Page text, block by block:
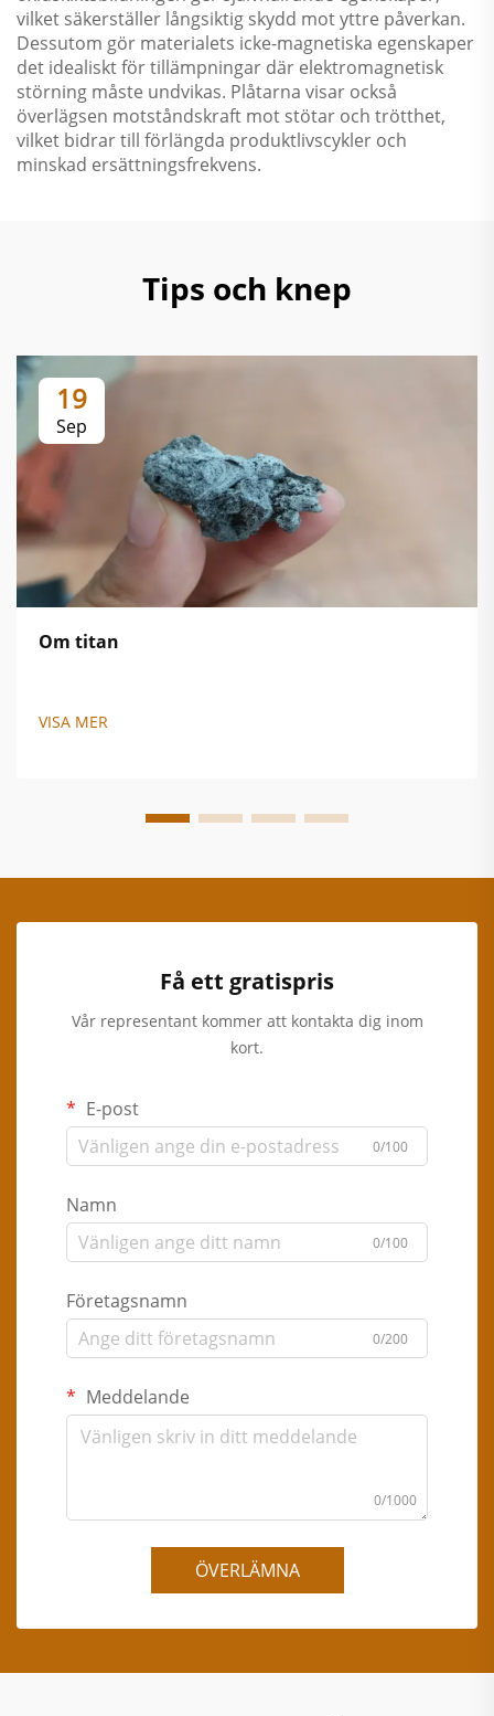
vilket säkerställer långsiktig skydd mot yttre påverkan.
Dessutom gör materialets icke-magnetiska egenskaper
det idealiskt för tillämpningar där elektromagnetisk
störning måste undvikas. Plåtarna visar också
överlägsen motståndskraft mot stötar och trötthet,
vilket bidrar till förlängda produktlivscykler och
minskad ersättningsfrekvens.
Tips och knep
19
Sep
Om titan
VISA MER
Få ett gratispris
Vår representant kommer att kontakta dig inom
kort.
E-post
0/100
Namn
0/100
Företagsnamn
0/200
Meddelande
0/1000
ÖVERLÄMNA